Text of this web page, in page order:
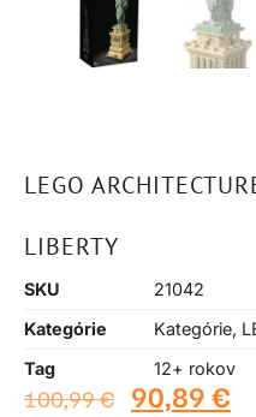
LEGO
LIBERTY
SKU
21042
Kategórie
Kategórie,
Tag
12+ rokov
100,99€ 90,89 €